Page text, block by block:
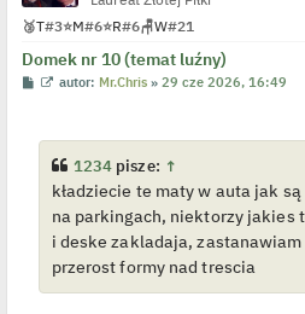
d
y
c
y
s
🥉T#3⭐M#6⭐R#6🪑W#21
Domek nr 10 (temat luźny)
P
W
i
e
t
l
o
j
e
d
autor: Mr.Chris »29 cze 2026, 16:49
1234 pisze: ↑
kładziecie te maty w auta jak
na parkingach, niektorzy jakies
i deske zakladaja,
przerost formy nad trescia